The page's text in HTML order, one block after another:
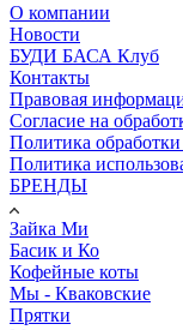
О компании
Новости
БУДИ БАСА Клуб
Контакты
Правовая
Согласие на
Политика
Политика
БРЕНДЫ
Зайка Ми
Басик и Ко
Кофейные коты
Мы - Кваковские
Прятки